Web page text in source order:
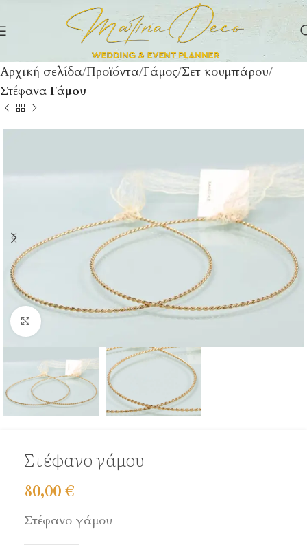
Αρχική σελίδα Προϊόντα Γάμος Σετ κουμπάρου
Στέφανα Γάμου
Click to enlarge
Στέφανο γάμου
80,00€
Στέφανο γάμου